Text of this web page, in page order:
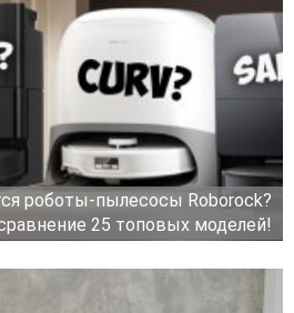
роботы-пылесосы Roborock?
25 топовых моделей!